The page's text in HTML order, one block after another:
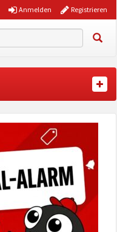
Registrieren
Anmelden